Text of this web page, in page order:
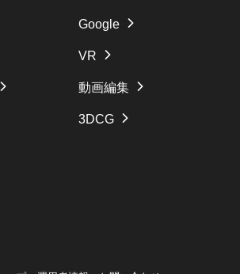
Google
VR
動画編集
3DCG